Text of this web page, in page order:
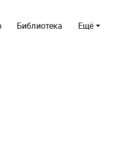
Ещё
Библиотека